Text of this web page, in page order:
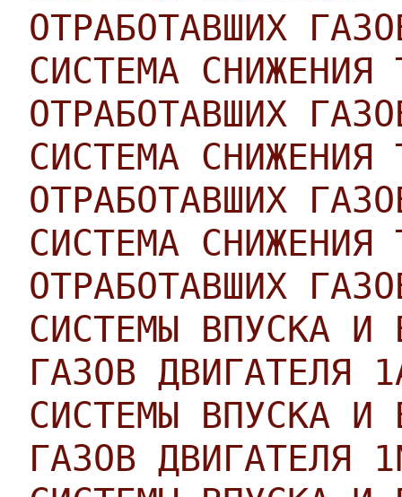
ОТРАБОТАВШИХ
СИСТЕМА СНИЖЕНИЯ
ОТРАБОТАВШИХ
СИСТЕМА СНИЖЕНИЯ
ОТРАБОТАВШИХ
СИСТЕМА СНИЖЕНИЯ
ОТРАБОТАВШИХ
СИСТЕМЫ ВПУСКА И
ГАЗОВ ДВИГАТЕЛЯ
СИСТЕМЫ ВПУСКА И
ГАЗОВ ДВИГАТЕЛЯ